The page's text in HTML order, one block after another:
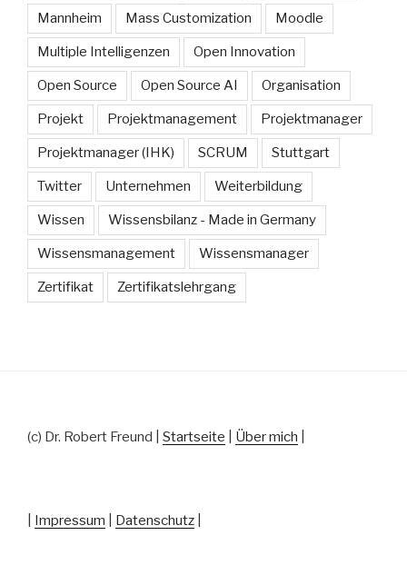
Mannheim Mass Customization Moodle
Multiple Intelligenzen Open Innovation
Open Source Open Source AI Organisation
Projekt Projektmanagement Projektmanager
Projektmanager (IHK) SCRUM Stuttgart
Twitter Unternehmen Weiterbildung
Wissen Wissensbilanz - Made in Germany
Wissensmanagement Wissensmanager
Zertifikat Zertifikatslehrgang
(c) Dr. Robert Freund | Startseite Über mich
Impressum Datenschutz